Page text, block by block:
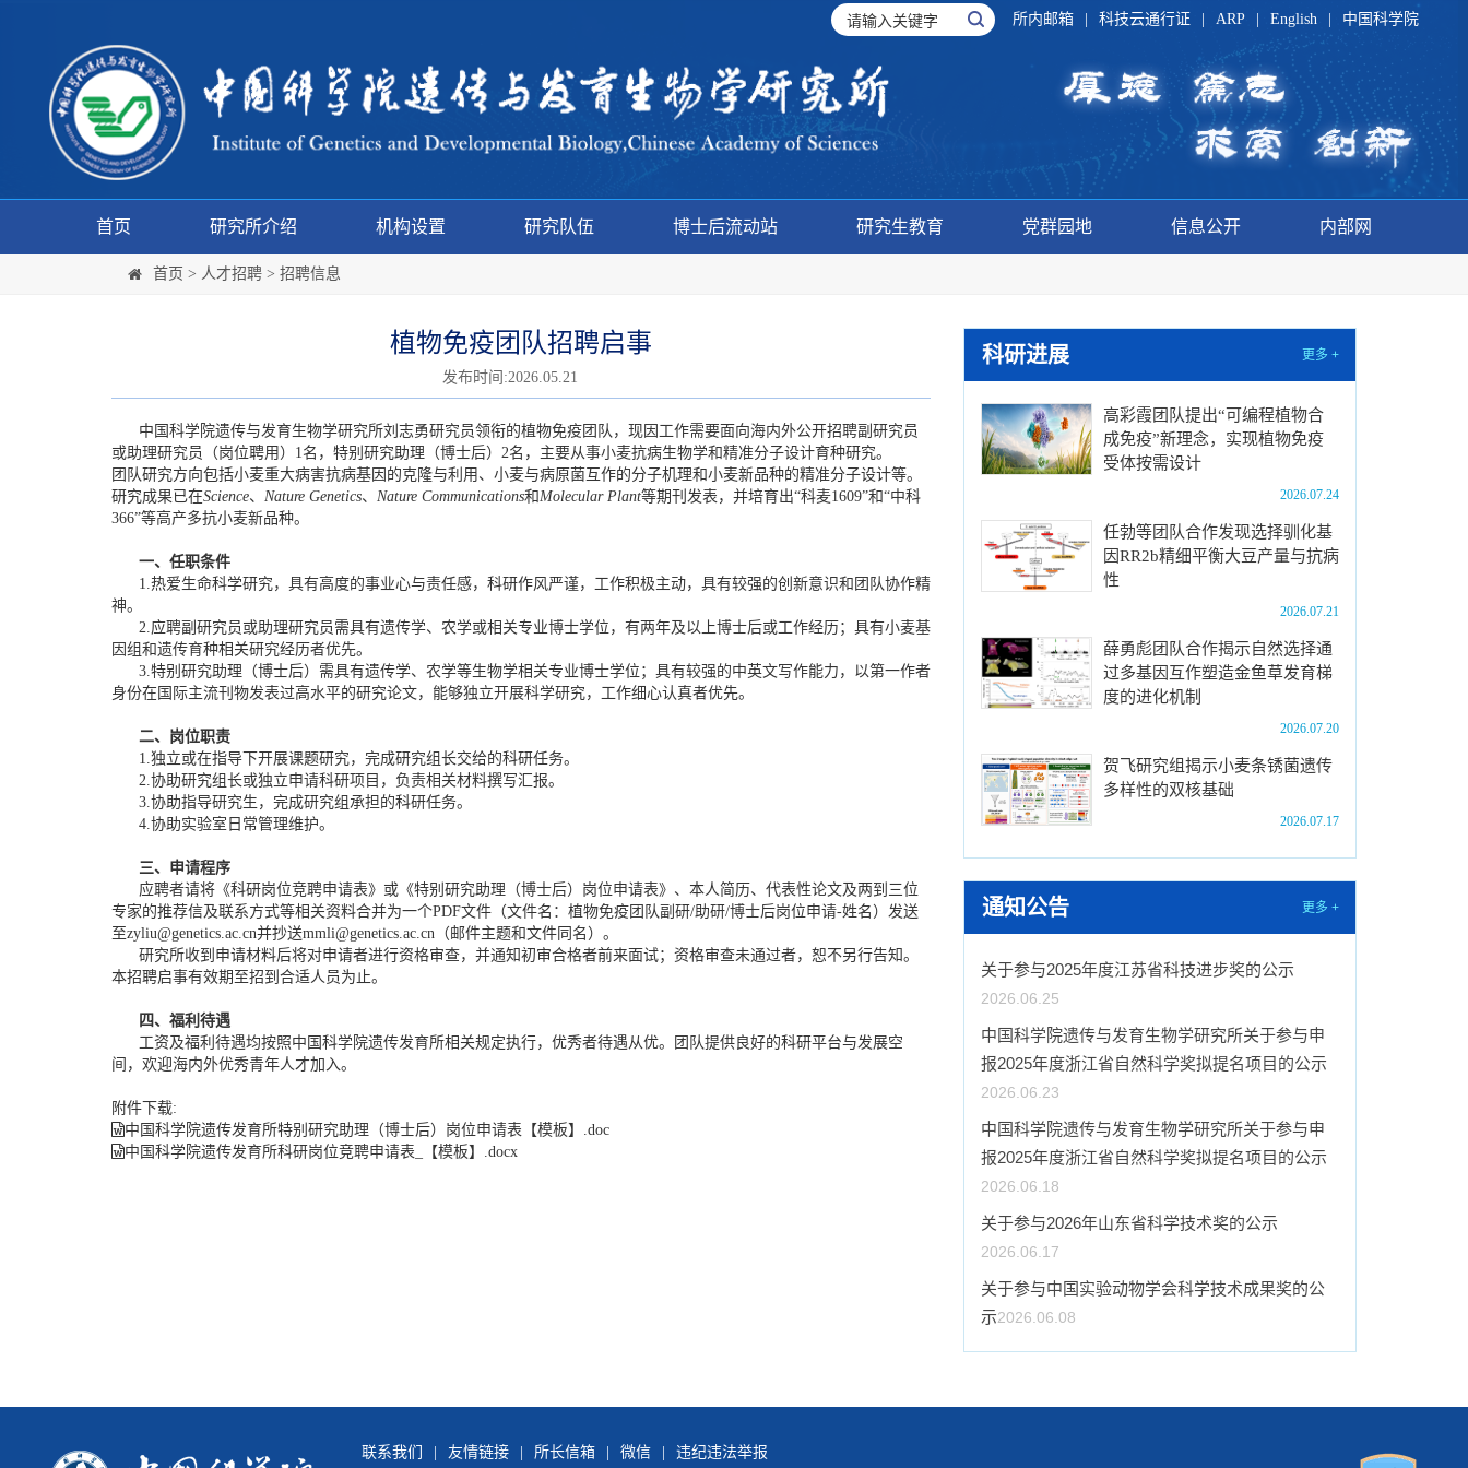
所内邮箱 科技云通行证 ARP English 中国科学院
首页 研究所介绍 机构设置 研究队伍 博士后流动站 研究生教育 党群园地 信息公开 内部网
首页 > 人才招聘 > 招聘信息
植物免疫团队招聘启事
发布时间:2026.05.21
中国科学院遗传与发育生物学研究所刘志勇研究员领衔的植物免疫团队，现因工作需要面向海内外公开招聘副研究员
或助理研究员（岗位聘用）1名，特别研究助理（博士后）2名，主要从事小麦抗病生物学和精准分子设计育种研究。
团队研究方向包括小麦重大病害抗病基因的克隆与利用、小麦与病原菌互作的分子机理和小麦新品种的精准分子设计等。
研究成果已在Science、 Nature Genetics、 Nature Communications和Molecular Plant等期刊发表，并培育出“科麦1609”和“中科
366”等高产多抗小麦新品种。
一、任职条件
1.热爱生命科学研究，具有高度的事业心与责任感，科研作风严谨，工作积极主动，具有较强的创新意识和团队协作精
神。
2.应聘副研究员或助理研究员需具有遗传学、农学或相关专业博士学位，有两年及以上博士后或工作经历；具有小麦基
因组和遗传育种相关研究经历者优先。
3.特别研究助理（博士后）需具有遗传学、农学等生物学相关专业博士学位；具有较强的中英文写作能力，以第一作者
身份在国际主流刊物发表过高水平的研究论文，能够独立开展科学研究，工作细心认真者优先。
二、岗位职责
1.独立或在指导下开展课题研究，完成研究组长交给的科研任务。
2.协助研究组长或独立申请科研项目，负责相关材料撰写汇报。
3.协助指导研究生，完成研究组承担的科研任务。
4.协助实验室日常管理维护。
三、申请程序
应聘者请将《科研岗位竞聘申请表》或《特别研究助理（博士后）岗位申请表》、本人简历、代表性论文及两到三位
专家的推荐信及联系方式等相关资料合并为一个PDF文件（文件名：植物免疫团队副研/助研/博士后岗位申请-姓名）发送
至zyliu@genetics.ac.cn并抄送mmli@genetics.ac.cn（邮件主题和文件同名）。
研究所收到申请材料后将对申请者进行资格审查，并通知初审合格者前来面试；资格审查未通过者，恕不另行告知。
本招聘启事有效期至招到合适人员为止。
四、福利待遇
工资及福利待遇均按照中国科学院遗传发育所相关规定执行，优秀者待遇从优。团队提供良好的科研平台与发展空
间，欢迎海内外优秀青年人才加入。
附件下载:
中国科学院遗传发育所特别研究助理（博士后）岗位申请表【模板】.doc
中国科学院遗传发育所科研岗位竞聘申请表_【模板】.docx
科研进展 更多 +
高彩霞团队提出“可编程植物合
成免疫”新理念，实现植物免疫
受体按需设计
2026.07.24
任勃等团队合作发现选择驯化基
因RR2b精细平衡大豆产量与抗病
性
2026.07.21
薛勇彪团队合作揭示自然选择通
过多基因互作塑造金鱼草发育梯
度的进化机制
2026.07.20
贺飞研究组揭示小麦条锈菌遗传
多样性的双核基础
2026.07.17
通知公告 更多 +
关于参与2025年度江苏省科技进步奖的公示
2026.06.25
中国科学院遗传与发育生物学研究所关于参与申
报2025年度浙江省自然科学奖拟提名项目的公示
2026.06.23
中国科学院遗传与发育生物学研究所关于参与申
报2025年度浙江省自然科学奖拟提名项目的公示
2026.06.18
关于参与2026年山东省科学技术奖的公示
2026.06.17
关于参与中国实验动物学会科学技术成果奖的公
示2026.06.08
联系我们 友情链接 所长信箱 微信 违纪违法举报